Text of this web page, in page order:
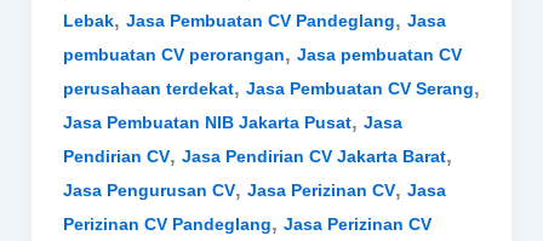
Lebak, Jasa Pembuatan CV Pandeglang, Jasa
pembuatan CV perorangan, Jasa pembuatan CV
perusahaan terdekat, Jasa Pembuatan CV Serang,
Jasa Pembuatan NIB Jakarta Pusat, Jasa
Pendirian CV, Jasa Pendirian CV Jakarta Barat,
Jasa Pengurusan CV, Jasa Perizinan CV, Jasa
Perizinan CV Pandeglang, Jasa Perizinan CV